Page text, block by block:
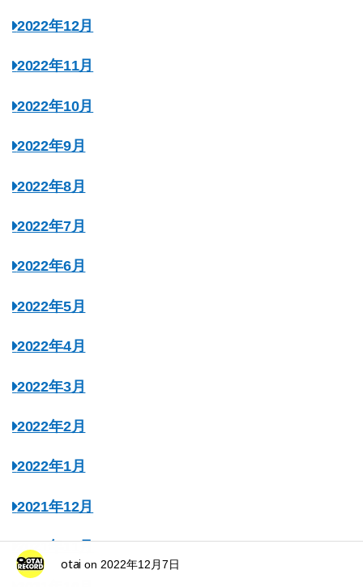
2022年12月
2022年11月
2022年10月
2022年9月
2022年8月
2022年7月
2022年6月
2022年5月
2022年4月
2022年3月
2022年2月
2022年1月
2021年12月
2021年11月
otai on 2022年12月7日